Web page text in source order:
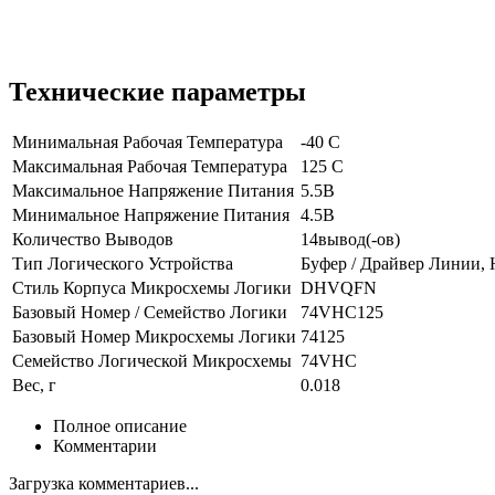
Технические параметры
Минимальная Рабочая Температура
-40 C
Максимальная Рабочая Температура
125 C
Максимальное Напряжение Питания 5.5В
Минимальное Напряжение Питания 4.5В
Количество Выводов
14вывод(-ов)
Тип Логического Устройства
Буфер / Драйвер Линии,
Стиль Корпуса Микросхемы Логики DHVQFN
Базовый Номер / Семейство Логики
74VHC125
Базовый Номер Микросхемы Логики 74125
Семейство Логической Микросхемы 74VHC
Вес, г
0.018
Полное описание
Комментарии
Загрузка комментариев...